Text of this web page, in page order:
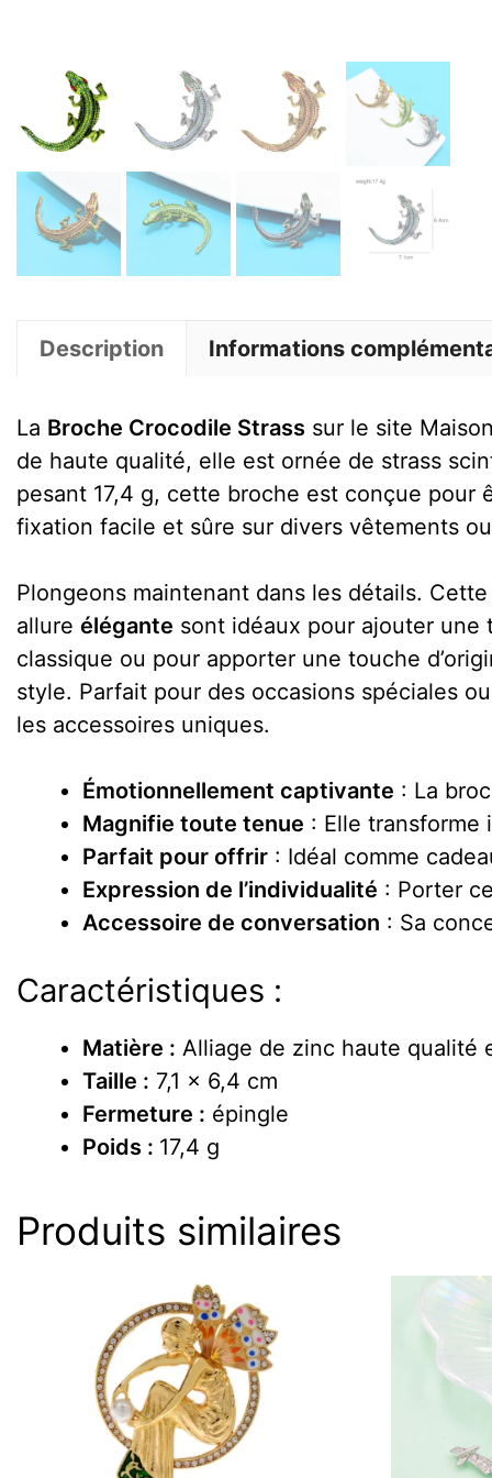
Description Informations
La Broche Crocodile Strass sur le site
de haute qualité, elle est ornée de strass
pesant 17,4 g, cette broche est conçue pour
fixation facile et sûre sur divers vêtements
Plongeons maintenant dans les détails.
allure élégante sont idéaux pour ajouter une
classique ou pour apporter une touche
style. Parfait pour des occasions spéciales
les accessoires uniques.
Émotionnellement captivante : La
Magnifie toute tenue : Elle transforme
Parfait pour offrir : Idéal comme
Expression de l’individualité : Porter
Accessoire de conversation : Sa
Caractéristiques :
Matière : Alliage de zinc haute qualité
Taille : 7,1 x 6,4 cm
Fermeture : épingle
Poids : 17,4 g
Produits similaires